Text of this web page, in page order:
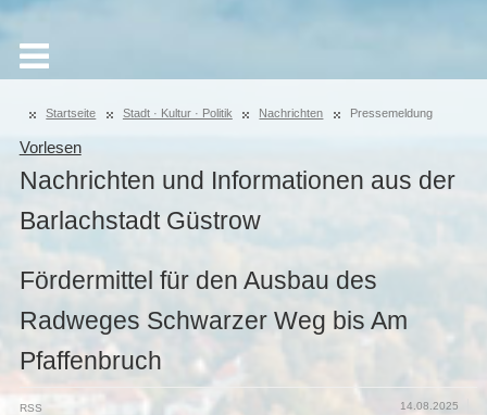
Startseite Stadt · Kultur · Politik Nachrichten Pressemeldung
Vorlesen
Nachrichten und Informationen aus der
Barlachstadt Güstrow
Fördermittel für den Ausbau des
Radweges Schwarzer Weg bis Am
Pfaffenbruch
14.08.2025
RSS